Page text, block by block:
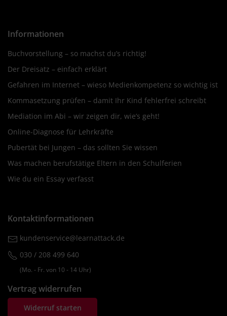
Informationen
Buchvorstellung – so machst du’s richtig!
Der Dreisatz – einfach erklärt
Gefahren im Internet – wieso Medienkompetenz so wichtig ist
Kommasetzung prüfen – damit Ihr Kind fehlerfrei schreibt
Mediation im Abi – wir zeigen dir, wie’s geht!
Online-Diagnose für Lehrkräfte
Pubertät bei Jungen – das sollten Sie wissen
Was machen berufstätige Eltern in den Schulferien
Wie du ein Essay verfasst
Kontaktinformationen
kundenservice@learnattack.de
030 / 208 499 640
(Mo. ‐ Fr. von 10 ‐ 14 Uhr)
Vertrag widerrufen
Widerruf starten